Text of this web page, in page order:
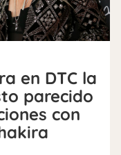
en DTC la
parecido
con